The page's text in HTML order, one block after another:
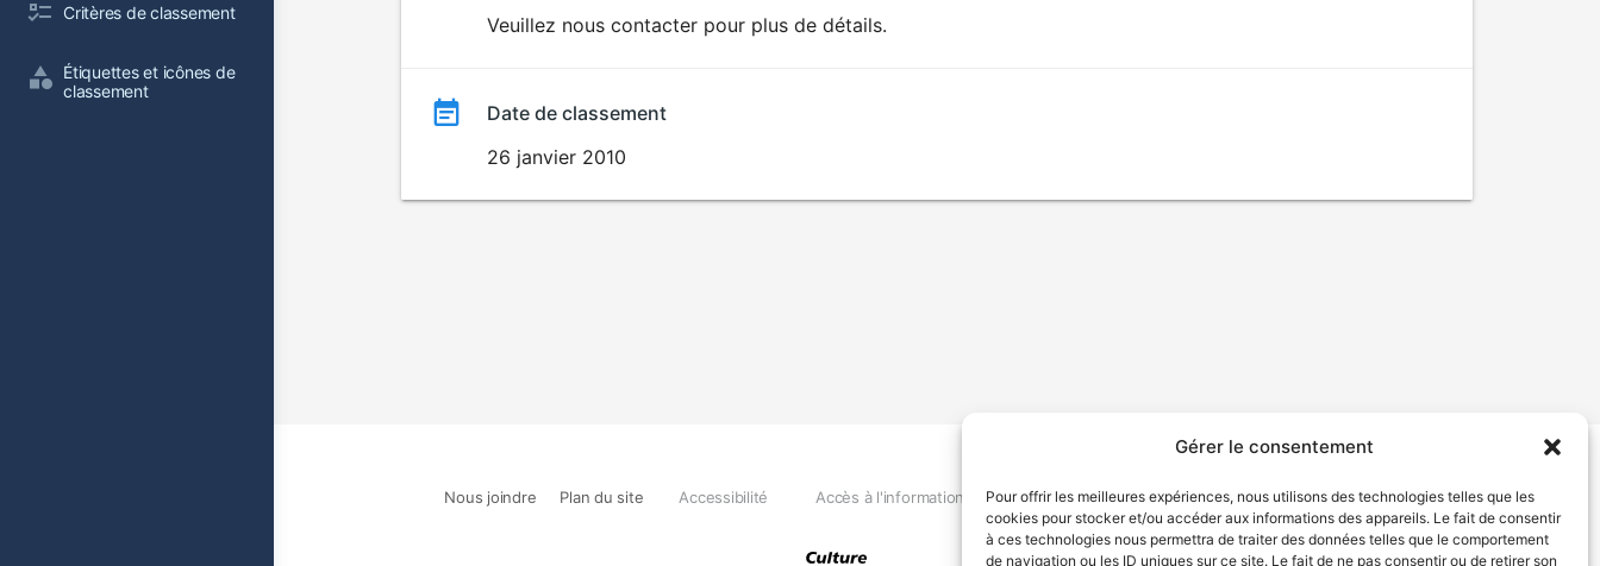
Gérer le consentement
Pour offrir les meilleures expériences, nous utilisons des technologies telles que les
cookies pour stocker et/ou accéder aux informations des appareils. Le fait de consentir
à ces technologies nous permettra de traiter des données telles que le comportement
de navigation ou les ID uniques sur ce site. Le fait de ne pas consentir ou de retirer son
Critères de classement
Étiquettes et icônes de
classement
Veuillez nous contacter pour plus de détails.
Date de classement
26 janvier 2010
Nous joindre Plan du site Accessibilité Accès à l'information Déclaration de services Politique de confidentialité